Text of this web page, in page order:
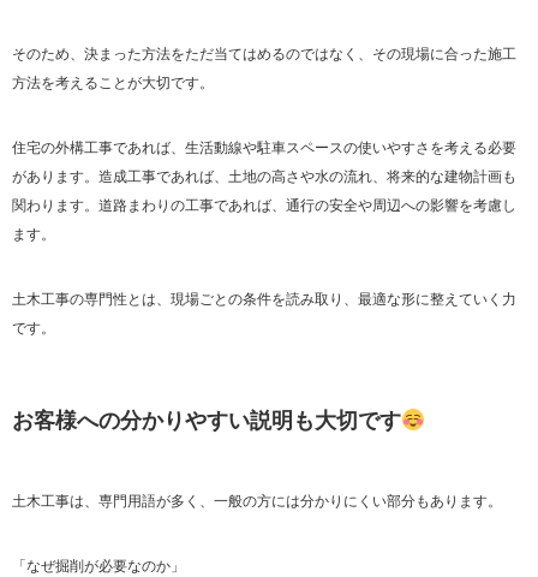
そのため、決まった方法をただ当てはめるのではなく、その現場に合った施工
方法を考えることが大切です。
住宅の外構工事であれば、生活動線や駐車スペースの使いやすさを考える必要
があります。造成工事であれば、土地の高さや水の流れ、将来的な建物計画も
関わります。道路まわりの工事であれば、通行の安全や周辺への影響を考慮し
ます。
土木工事の専門性とは、現場ごとの条件を読み取り、最適な形に整えていく力
です。
お客様への分かりやすい説明も大切です
土木工事は、専門用語が多く、一般の方には分かりにくい部分もあります。
「なぜ掘削が必要なのか」